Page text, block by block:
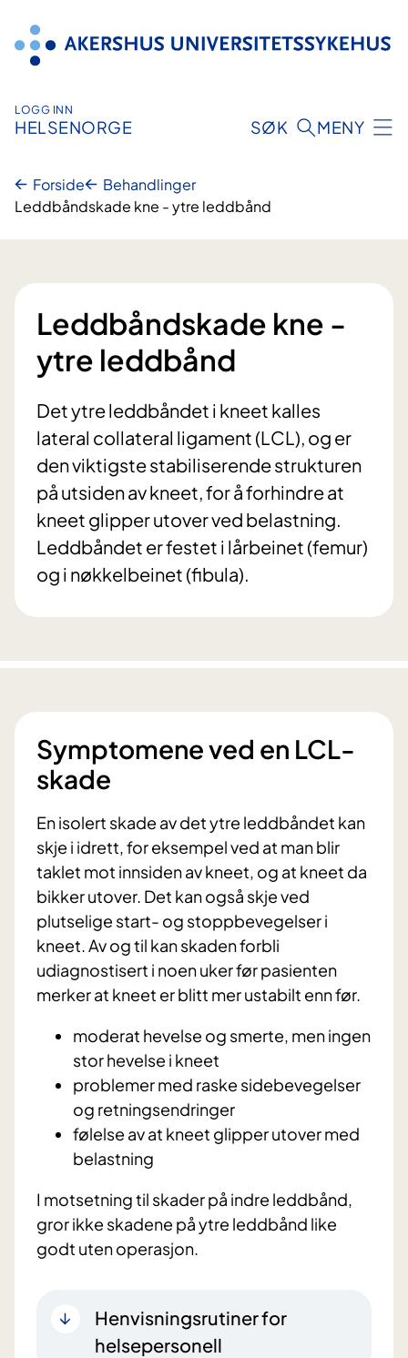
innhold
LOGG INN
HELSENORGE SØK MENY
Forside
Behandlinger
Leddbåndskade kne - ytre leddbånd
Leddbåndskade kne -
ytre leddbånd
Det ytre leddbåndet i kneet kalles
lateral collateral ligament (LCL), og er
den viktigste stabiliserende strukturen
på utsiden av kneet, for å forhindre at
kneet glipper utover ved belastning.
Leddbåndet er festet i lårbeinet (femur)
og i nøkkelbeinet (fibula).
Symptomene ved en LCL-
skade
En isolert skade av det ytre leddbåndet kan
skje i idrett, for eksempel ved at man blir
taklet mot innsiden av kneet, og at kneet da
bikker utover. Det kan også skje ved
plutselige start- og stoppbevegelser i
kneet. Av og til kan skaden forbli
udiagnostisert i noen uker før pasienten
merker at kneet er blitt mer ustabilt enn før.
moderat hevelse og smerte, men ingen
stor hevelse i kneet
problemer med raske sidebevegelser
og retningsendringer
følelse av at kneet glipper utover med
belastning
I motsetning til skader på indre leddbånd,
gror ikke skadene på ytre leddbånd like
godt uten operasjon.
Henvisningsrutiner for
helsepersonell